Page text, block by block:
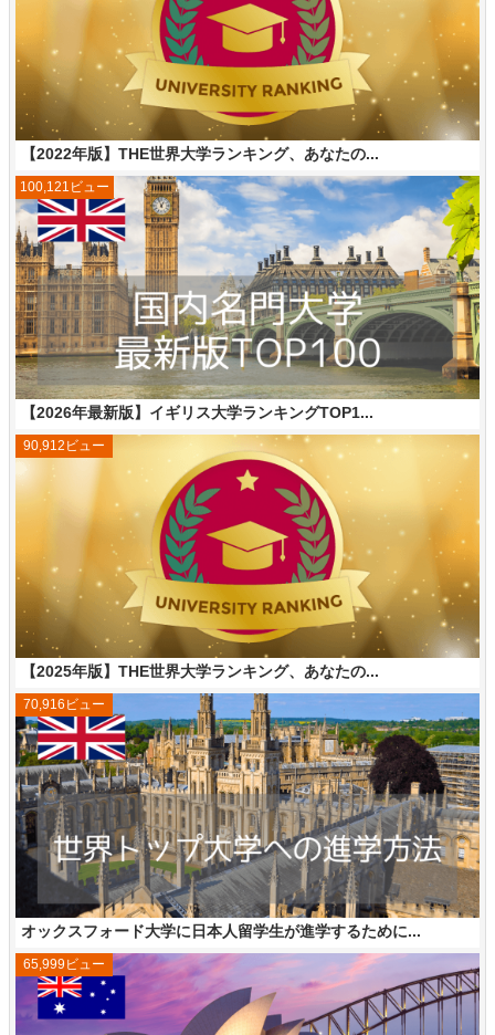
【2022年版】THE世界大学ランキング、あなたの...
【2026年最新版】イギリス大学ランキングTOP1...
100,121ビュー
【2025年版】THE世界大学ランキング、あなたの...
90,912ビュー
オックスフォード大学に日本人留学生が進学するために...
70,916ビュー
65,999ビュー